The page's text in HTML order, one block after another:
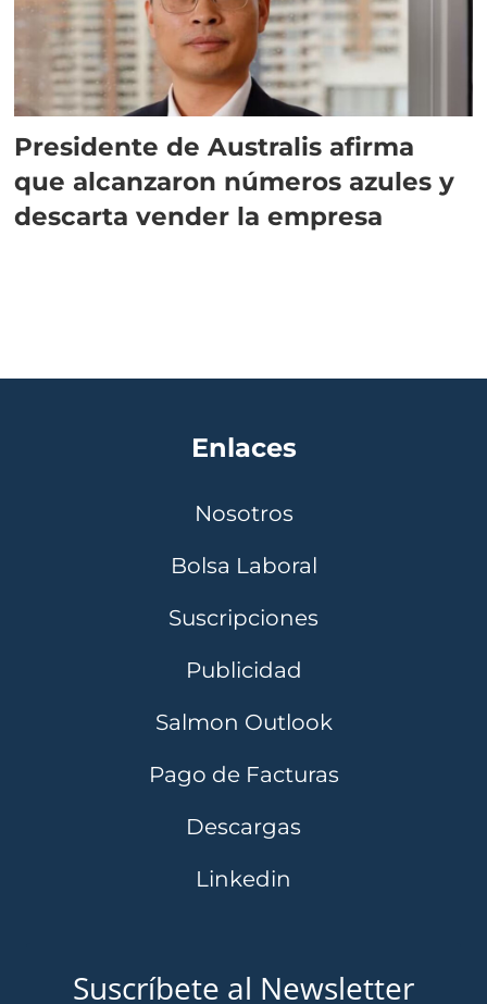
Presidente de Australis afirma
que alcanzaron números azules y
descarta vender la empresa
Enlaces
Nosotros
Bolsa Laboral
Suscripciones
Publicidad
Salmon Outlook
Pago de Facturas
Descargas
Linkedin
Suscríbete al Newsletter